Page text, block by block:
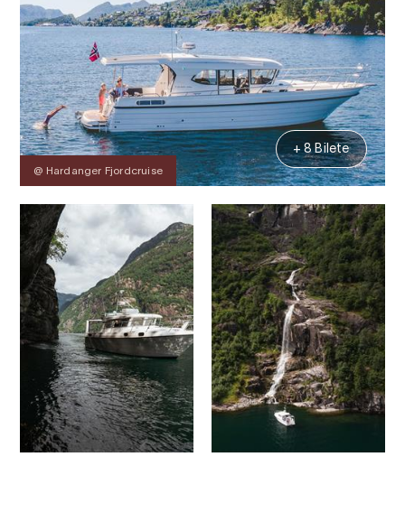
@ Hardanger Fjordcruise
+ 8 Bilete